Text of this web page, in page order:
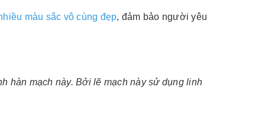
màu sắc vô cùng đẹp, đảm bảo người yêu
hàn mạch này. Bởi lẽ mạch này sử dụng linh